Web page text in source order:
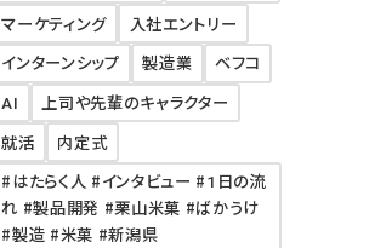
マーケティング
入社エントリー
インターンシップ
製造業
ベフコ
AI
上司や先輩のキャラクター
就活
内定式
#はたらく人 #インタビュー #1日の流
れ #製品開発 #栗山米菓 #ばかうけ
#製造 #米菓 #新潟県